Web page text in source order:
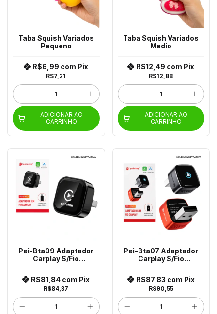
Taba Squish Variados
Pequeno
R$7,21
R$6,99 com Pix
ADICIONAR AO
CARRINHO
Taba Squish Variados
Medio
R$12,88
R$12,49 com Pix
ADICIONAR AO
CARRINHO
Pei-Bta09 Adaptador
Carplay S/Fio
R$84,37
R$81,84 com Pix
Pei-Bta07 Adaptador
Carplay S/Fio
R$90,55
R$87,83 com Pix